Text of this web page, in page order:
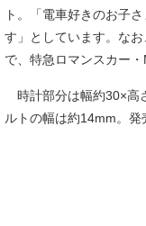
ト。「電車好きのお子
す」としています。な
で、特急ロマンスカー
時計部分は幅約30×高
ルトの幅は約14mm。発